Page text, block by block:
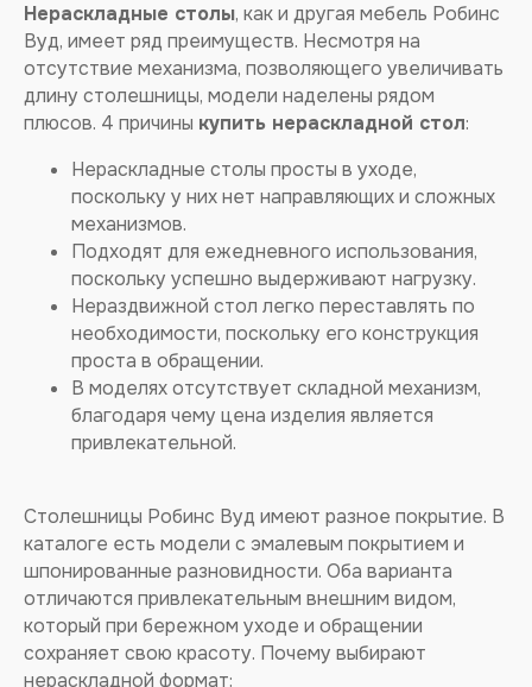
Нераскладные столы, как и другая мебель Робинс
Вуд, имеет ряд преимуществ. Несмотря на
отсутствие механизма, позволяющего увеличивать
длину столешницы, модели наделены рядом
плюсов. 4 причины купить нераскладной стол:
Нераскладные столы просты в уходе,
поскольку у них нет направляющих и сложных
механизмов.
Подходят для ежедневного использования,
поскольку успешно выдерживают нагрузку.
Нераздвижной стол легко переставлять по
необходимости, поскольку его конструкция
проста в обращении.
В моделях отсутствует складной механизм,
благодаря чему цена изделия является
привлекательной.
Столешницы Робинс Вуд имеют разное покрытие. В
каталоге есть модели с эмалевым покрытием и
шпонированные разновидности. Оба варианта
отличаются привлекательным внешним видом,
который при бережном уходе и обращении
сохраняет свою красоту. Почему выбирают
нераскладной формат: